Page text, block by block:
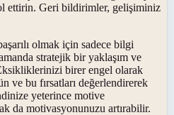
ettirin. Geri bildirimler, gelişiminiz
olmak için sadece bilgi
stratejik bir yaklaşım ve
birer engel olarak
ve bu fırsatları değerlendirerek
yeterince motive
da motivasyonunuzu artırabilir.